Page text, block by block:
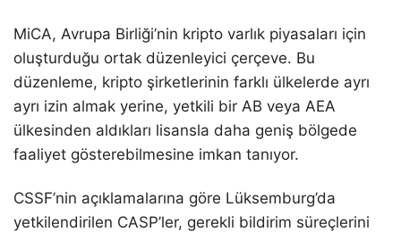
MiCA, Avrupa Birliği’nin kripto varlık piyasaları için
oluşturduğu ortak düzenleyici çerçeve. Bu
düzenleme, kripto şirketlerinin farklı ülkelerde ayrı
ayrı izin almak yerine, yetkili bir AB veya AEA
ülkesinden aldıkları lisansla daha geniş bölgede
faaliyet gösterebilmesine imkan tanıyor.
CSSF’nin açıklamalarına göre Lüksemburg’da
yetkilendirilen CASP’ler, gerekli bildirim süreçlerini